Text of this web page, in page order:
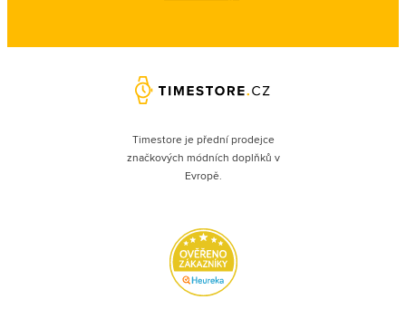
Timestore je přední prodejce
značkových módních doplňků v
Evropě.